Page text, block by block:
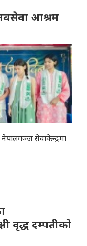
आश्रम
सेवाकेन्द्रमा
वृद्ध दम्पतीको